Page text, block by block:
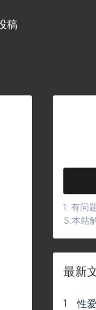
稿
1: 有问
5:本站
最新
1 性